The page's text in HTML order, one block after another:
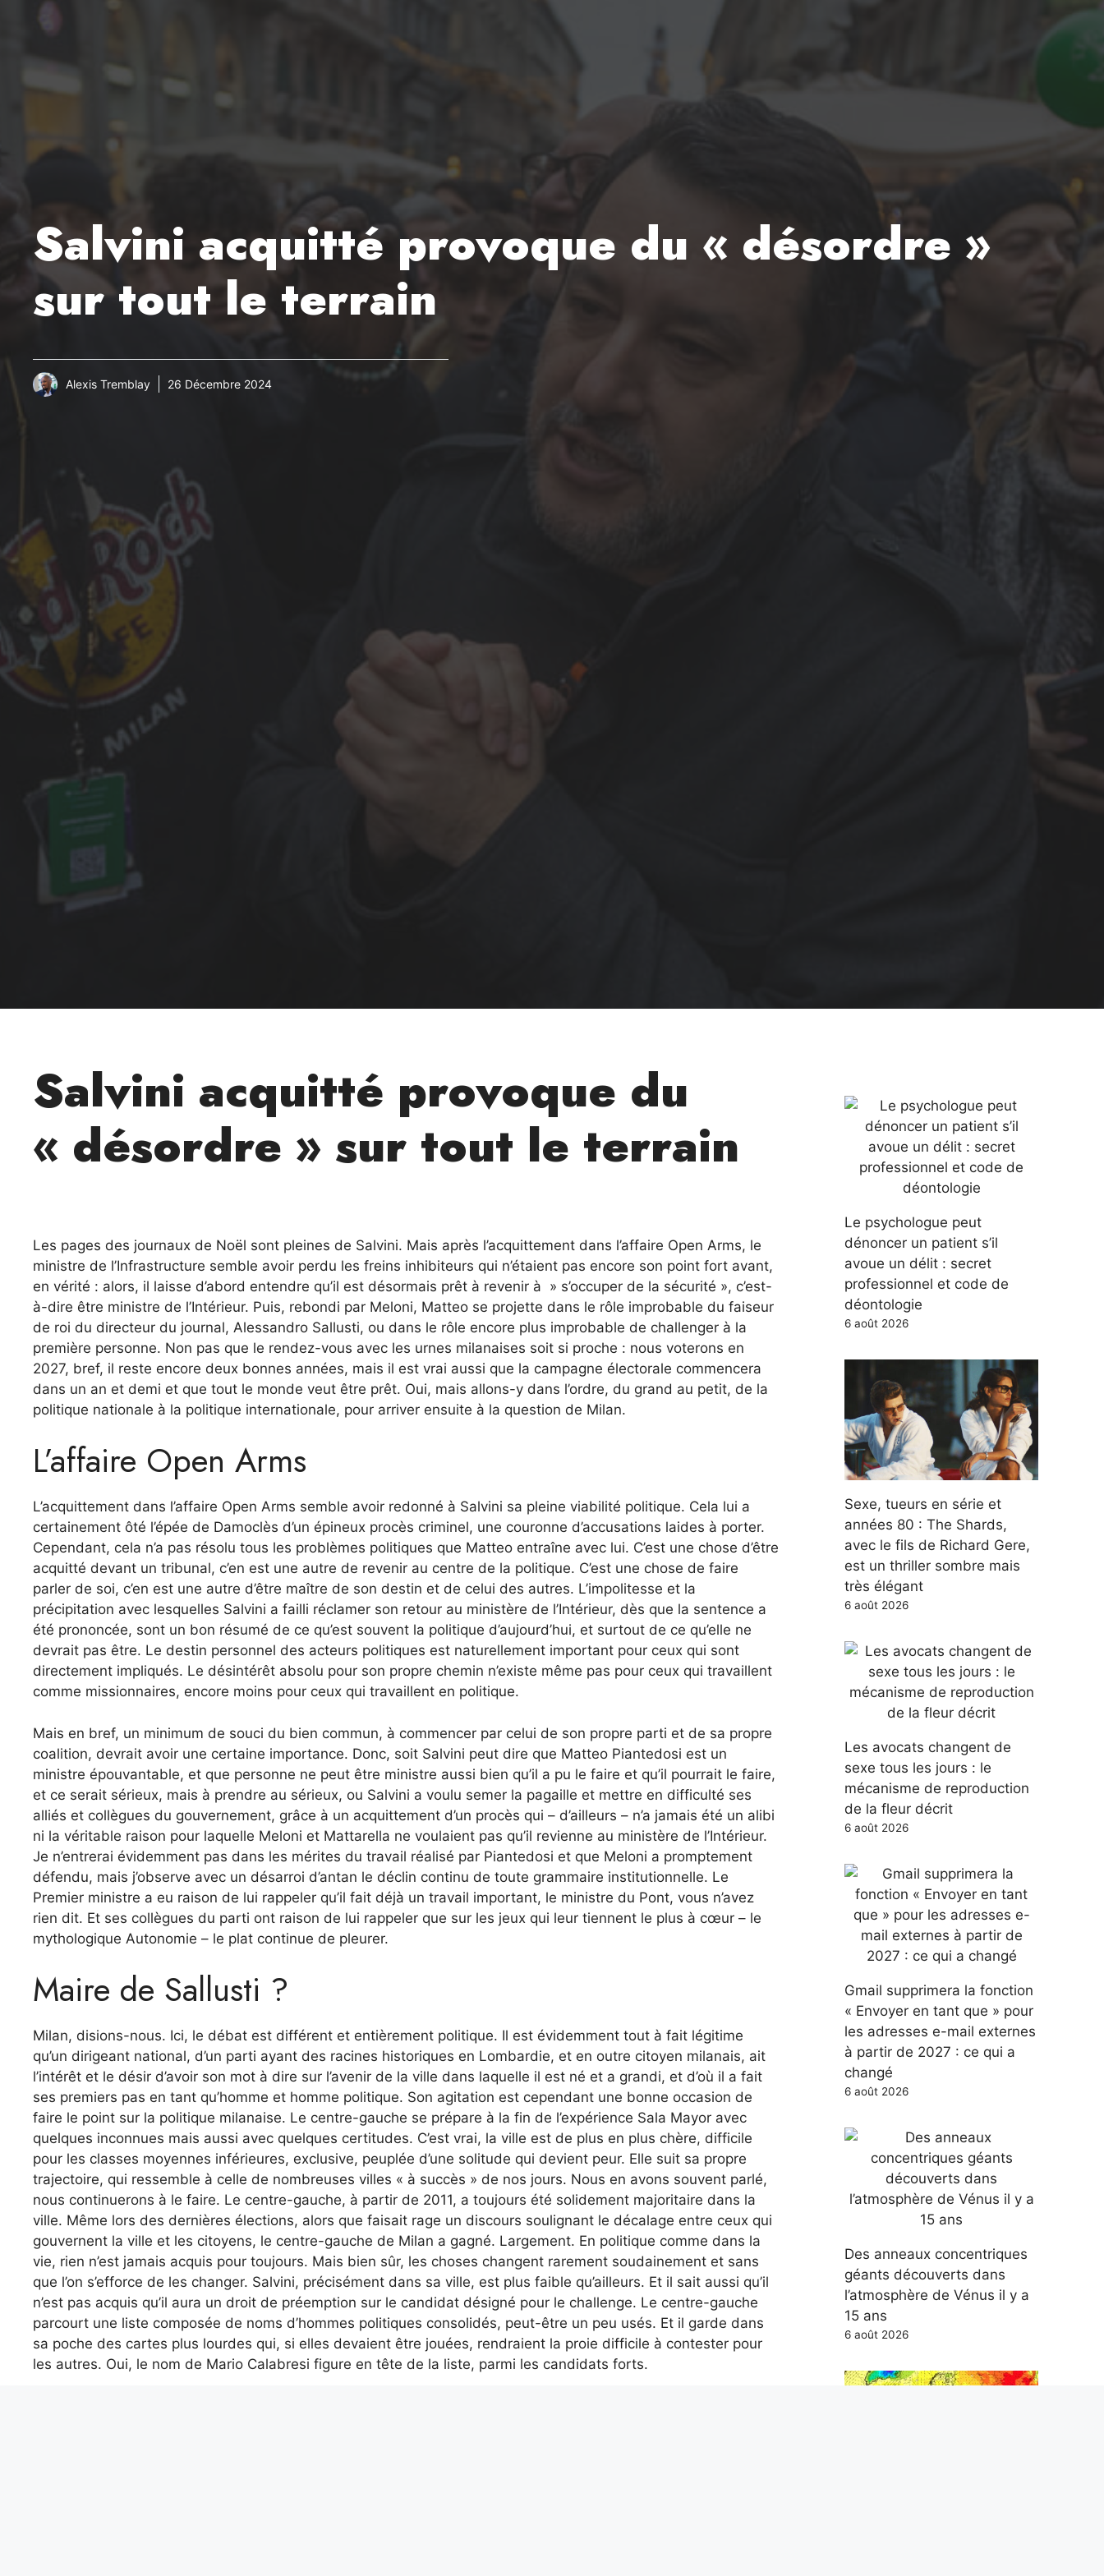
Salvini acquitté provoque du « désordre »
sur tout le terrain
Alexis Tremblay 26 Décembre 2024
Salvini acquitté provoque du
« désordre » sur tout le terrain
Les pages des journaux de Noël sont pleines de Salvini. Mais après l’acquittement dans l’affaire Open Arms, le
ministre de l’Infrastructure semble avoir perdu les freins inhibiteurs qui n’étaient pas encore son point fort avant,
en vérité : alors, il laisse d’abord entendre qu’il est désormais prêt à revenir à » s’occuper de la sécurité », c’est-
à-dire être ministre de l’Intérieur. Puis, rebondi par Meloni, Matteo se projette dans le rôle improbable du faiseur
de roi du directeur du journal, Alessandro Sallusti, ou dans le rôle encore plus improbable de challenger à la
première personne. Non pas que le rendez-vous avec les urnes milanaises soit si proche : nous voterons en
2027, bref, il reste encore deux bonnes années, mais il est vrai aussi que la campagne électorale commencera
dans un an et demi et que tout le monde veut être prêt. Oui, mais allons-y dans l’ordre, du grand au petit, de la
politique nationale à la politique internationale, pour arriver ensuite à la question de Milan.
L’affaire Open Arms
L’acquittement dans l’affaire Open Arms semble avoir redonné à Salvini sa pleine viabilité politique. Cela lui a
certainement ôté l’épée de Damoclès d’un épineux procès criminel, une couronne d’accusations laides à porter.
Cependant, cela n’a pas résolu tous les problèmes politiques que Matteo entraîne avec lui. C’est une chose d’être
acquitté devant un tribunal, c’en est une autre de revenir au centre de la politique. C’est une chose de faire
parler de soi, c’en est une autre d’être maître de son destin et de celui des autres. L’impolitesse et la
précipitation avec lesquelles Salvini a failli réclamer son retour au ministère de l’Intérieur, dès que la sentence a
été prononcée, sont un bon résumé de ce qu’est souvent la politique d’aujourd’hui, et surtout de ce qu’elle ne
devrait pas être. Le destin personnel des acteurs politiques est naturellement important pour ceux qui sont
directement impliqués. Le désintérêt absolu pour son propre chemin n’existe même pas pour ceux qui travaillent
comme missionnaires, encore moins pour ceux qui travaillent en politique.
Mais en bref, un minimum de souci du bien commun, à commencer par celui de son propre parti et de sa propre
coalition, devrait avoir une certaine importance. Donc, soit Salvini peut dire que Matteo Piantedosi est un
ministre épouvantable, et que personne ne peut être ministre aussi bien qu’il a pu le faire et qu’il pourrait le faire,
et ce serait sérieux, mais à prendre au sérieux, ou Salvini a voulu semer la pagaille et mettre en difficulté ses
alliés et collègues du gouvernement, grâce à un acquittement d’un procès qui – d’ailleurs – n’a jamais été un alibi
ni la véritable raison pour laquelle Meloni et Mattarella ne voulaient pas qu’il revienne au ministère de l’Intérieur.
Je n’entrerai évidemment pas dans les mérites du travail réalisé par Piantedosi et que Meloni a promptement
défendu, mais j’observe avec un désarroi d’antan le déclin continu de toute grammaire institutionnelle. Le
Premier ministre a eu raison de lui rappeler qu’il fait déjà un travail important, le ministre du Pont, vous n’avez
rien dit. Et ses collègues du parti ont raison de lui rappeler que sur les jeux qui leur tiennent le plus à cœur – le
mythologique Autonomie – le plat continue de pleurer.
Maire de Sallusti ?
Milan, disions-nous. Ici, le débat est différent et entièrement politique. Il est évidemment tout à fait légitime
qu’un dirigeant national, d’un parti ayant des racines historiques en Lombardie, et en outre citoyen milanais, ait
l’intérêt et le désir d’avoir son mot à dire sur l’avenir de la ville dans laquelle il est né et a grandi, et d’où il a fait
ses premiers pas en tant qu’homme et homme politique. Son agitation est cependant une bonne occasion de
faire le point sur la politique milanaise. Le centre-gauche se prépare à la fin de l’expérience Sala Mayor avec
quelques inconnues mais aussi avec quelques certitudes. C’est vrai, la ville est de plus en plus chère, difficile
pour les classes moyennes inférieures, exclusive, peuplée d’une solitude qui devient peur. Elle suit sa propre
trajectoire, qui ressemble à celle de nombreuses villes « à succès » de nos jours. Nous en avons souvent parlé,
nous continuerons à le faire. Le centre-gauche, à partir de 2011, a toujours été solidement majoritaire dans la
ville. Même lors des dernières élections, alors que faisait rage un discours soulignant le décalage entre ceux qui
gouvernent la ville et les citoyens, le centre-gauche de Milan a gagné. Largement. En politique comme dans la
vie, rien n’est jamais acquis pour toujours. Mais bien sûr, les choses changent rarement soudainement et sans
que l’on s’efforce de les changer. Salvini, précisément dans sa ville, est plus faible qu’ailleurs. Et il sait aussi qu’il
n’est pas acquis qu’il aura un droit de préemption sur le candidat désigné pour le challenge. Le centre-gauche
parcourt une liste composée de noms d’hommes politiques consolidés, peut-être un peu usés. Et il garde dans
sa poche des cartes plus lourdes qui, si elles devaient être jouées, rendraient la proie difficile à contester pour
les autres. Oui, le nom de Mario Calabresi figure en tête de la liste, parmi les candidats forts.
Le psychologue peut
dénoncer un patient s’il
avoue un délit : secret
professionnel et code de
déontologie
6 août 2026
Sexe, tueurs en série et
années 80 : The Shards,
avec le fils de Richard Gere,
est un thriller sombre mais
très élégant
6 août 2026
Les avocats changent de
sexe tous les jours : le
mécanisme de reproduction
de la fleur décrit
6 août 2026
Gmail supprimera la fonction
« Envoyer en tant que » pour
les adresses e-mail externes
à partir de 2027 : ce qui a
changé
6 août 2026
Des anneaux concentriques
géants découverts dans
l’atmosphère de Vénus il y a
15 ans
6 août 2026